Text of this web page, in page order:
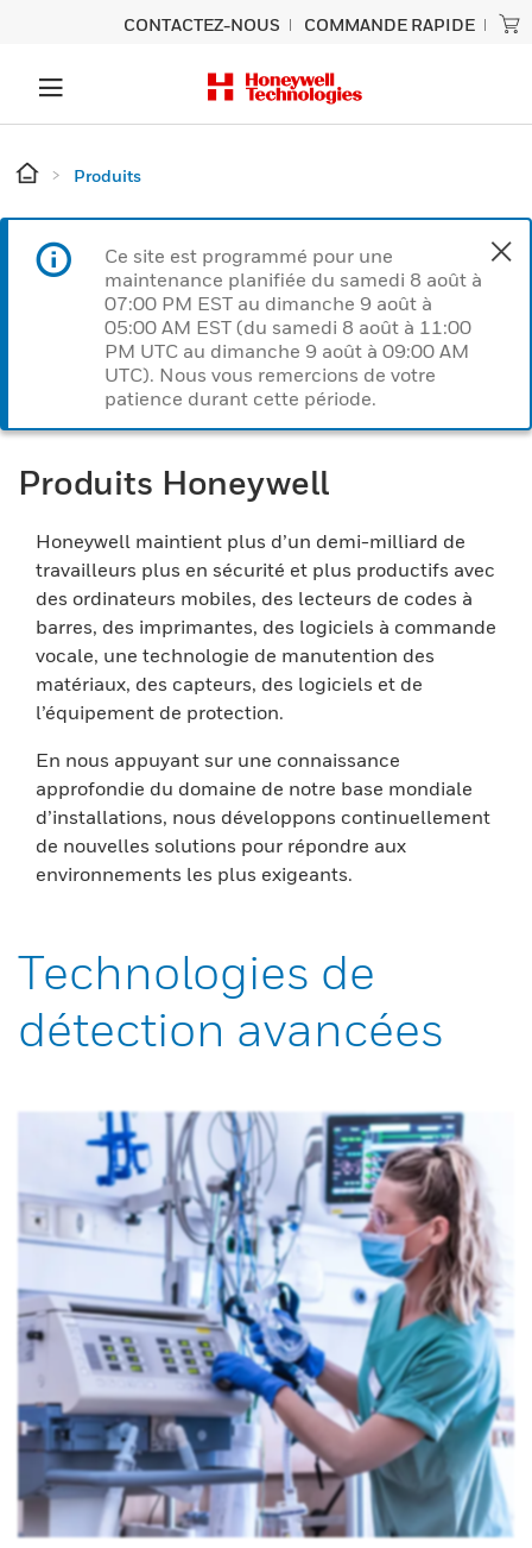
CONTACTEZ-NOUS COMMANDE RAPIDE
Produits
Ce site est programmé pour une
maintenance planifiée du samedi 8 août à
07:00 PM EST au dimanche 9 août à
05:00 AM EST (du samedi 8 août à 11:00
PM UTC au dimanche 9 août à 09:00 AM
UTC). Nous vous remercions de votre
patience durant cette période.
Produits Honeywell
Honeywell maintient plus d’un demi-milliard de
travailleurs plus en sécurité et plus productifs avec
des ordinateurs mobiles, des lecteurs de codes à
barres, des imprimantes, des logiciels à commande
vocale, une technologie de manutention des
matériaux, des capteurs, des logiciels et de
l’équipement de protection.
En nous appuyant sur une connaissance
approfondie du domaine de notre base mondiale
d’installations, nous développons continuellement
de nouvelles solutions pour répondre aux
environnements les plus exigeants.
Technologies de
détection avancées